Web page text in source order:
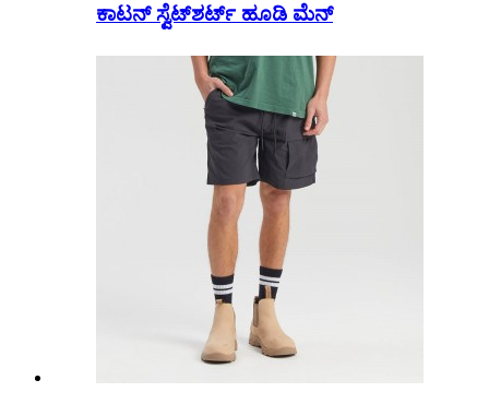
ಕಾಟನ್ ಸ್ವೆಟ್‌ಶರ್ಟ್ ಹೂಡಿ ಮೆನ್